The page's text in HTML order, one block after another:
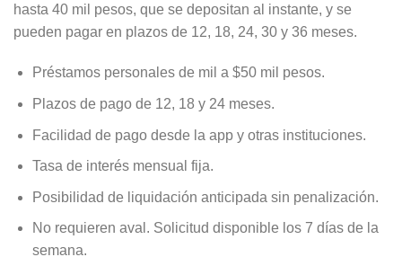
hasta 40 mil pesos, que se depositan al instante, y se
pueden pagar en plazos de 12, 18, 24, 30 y 36 meses.
Préstamos personales de mil a $50 mil pesos.
Plazos de pago de 12, 18 y 24 meses.
Facilidad de pago desde la app y otras instituciones.
Tasa de interés mensual fija.
Posibilidad de liquidación anticipada sin penalización.
No requieren aval. Solicitud disponible los 7 días de la
semana.